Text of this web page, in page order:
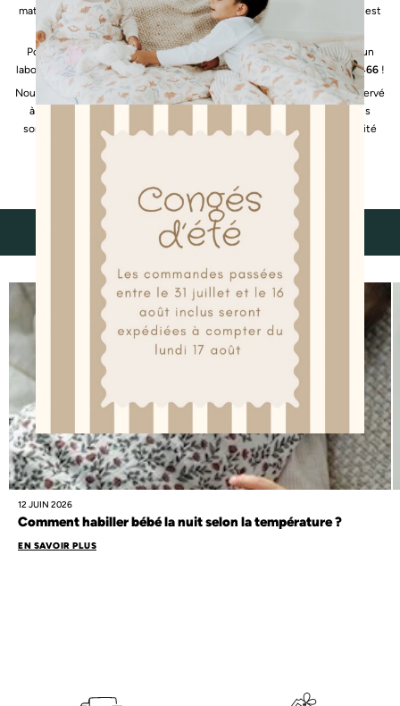
matelas. Nous avons fait confiance pour celui-ci à la marque P’tit lit qui est
spécialisée dans le « matelas bébé » et toujours M
Pour la totale sécuritéde votre bébé, notre couffin a été certifié par un
laboratoire indépendant eta été déclaré conforme à la norme NF EN 1466!
Nous sommes aujourd’hui très fiers de l’engouement que vous avez réservé
à ce produit qui fait partie aujourd’hui de nos plus belles ventes. Nous
sommes fiers d’avoir pu vous proposer un produit d’une si grande qualité
découvrez aussi
12 JUIN 2026
Comment habiller bébé la nuit selon la température ?
EN SAVOIR PLUS